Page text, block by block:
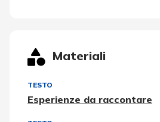
Materiali
TESTO
Esperienze da raccontare